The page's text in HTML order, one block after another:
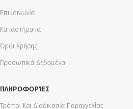
Επικοινωνία
Καταστήματα
Όροι Χρήσης
Προσωπικά Δεδομένα
ΠΛΗΡΟΦΟΡΊΕΣ
Τρόποι Και Διαδικασία Παραγγελίας